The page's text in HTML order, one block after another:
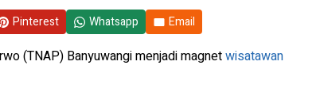
Pinterest Whatsapp Email
(TNAP) Banyuwangi menjadi magnetwisatawan